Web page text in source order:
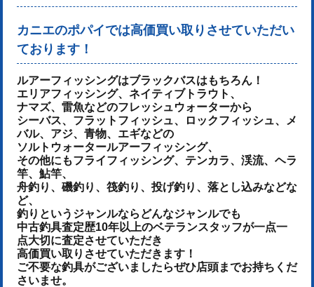
カニエのポパイでは高価買い取りさせていただい
ております！
ルアーフィッシングはブラックバスはもちろん！
エリアフィッシング、ネイティブトラウト、
ナマズ、雷魚などのフレッシュウォーターから
シーバス、フラットフィッシュ、ロックフィッシュ、メ
バル、アジ、青物、 エギなどの
ソルトウォータールアーフィッシング、
その他にもフライフィッシング、テンカラ、渓流、ヘラ
竿、鮎竿、
舟釣り、磯釣り、筏釣り、投げ釣り、落とし込みなどな
ど、
釣りというジャンルならどんなジャンルでも
中古釣具査定歴10年以上のベテランスタッフが一点一
点大切に査定させていただき
高価買い取りさせていただきます！
ご不要な釣具がございましたらぜひ店頭までお持ちくだ
さいませ。